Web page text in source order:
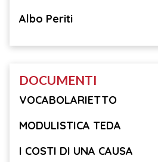
Albo Periti
DOCUMENTI
VOCABOLARIETTO
MODULISTICA TEDA
I COSTI DI UNA CAUSA